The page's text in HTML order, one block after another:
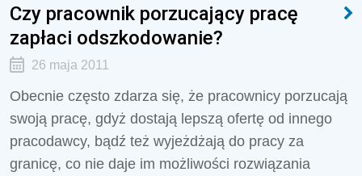
Czy pracownik porzucający pracę
zapłaci odszkodowanie?
26 maja 2011
Obecnie często zdarza się, że pracownicy porzucają
swoją pracę, gdyż dostają lepszą ofertę od innego
pracodawcy, bądź też wyjeżdżają do pracy za
granicę, co nie daje im możliwości rozwiązania